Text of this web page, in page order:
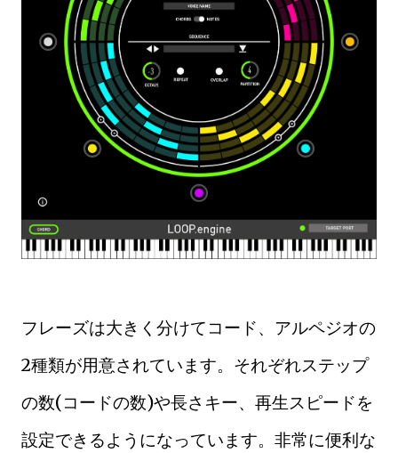
フレーズは大きく分けてコード、アルペジオの
2種類が用意されています。それぞれステップ
の数(コードの数)や長さキー、再生スピードを
設定できるようになっています。非常に便利な